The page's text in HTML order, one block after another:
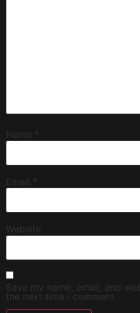
Name *
Email *
Website
Save my name, email, and
the next time I comment.